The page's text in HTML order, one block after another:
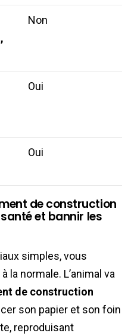
Non
Oui
Oui
de construction
et bannir les
simples, vous
la normale. L’animal va
de construction
son papier et son foin
reproduisant